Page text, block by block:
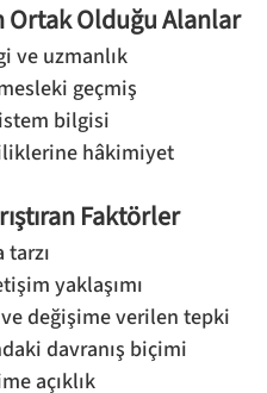
Olduğu Alanlar
ve uzmanlık
geçmiş
bilgisi
hâkimiyet
Faktörler
tarzı
yaklaşımı
değişime verilen tepki
davranış biçimi
açıklık